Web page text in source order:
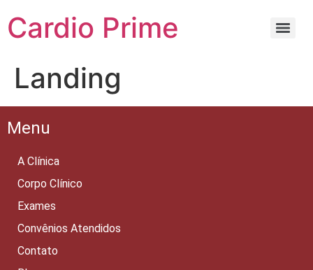
Cardio Prime
Landing
Menu
A Clínica
Corpo Clínico
Exames
Convênios Atendidos
Contato